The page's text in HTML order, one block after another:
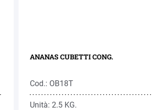
ANANAS CUBETTI CONG.
Cod.: OB18T
Unità: 2.5 KG.